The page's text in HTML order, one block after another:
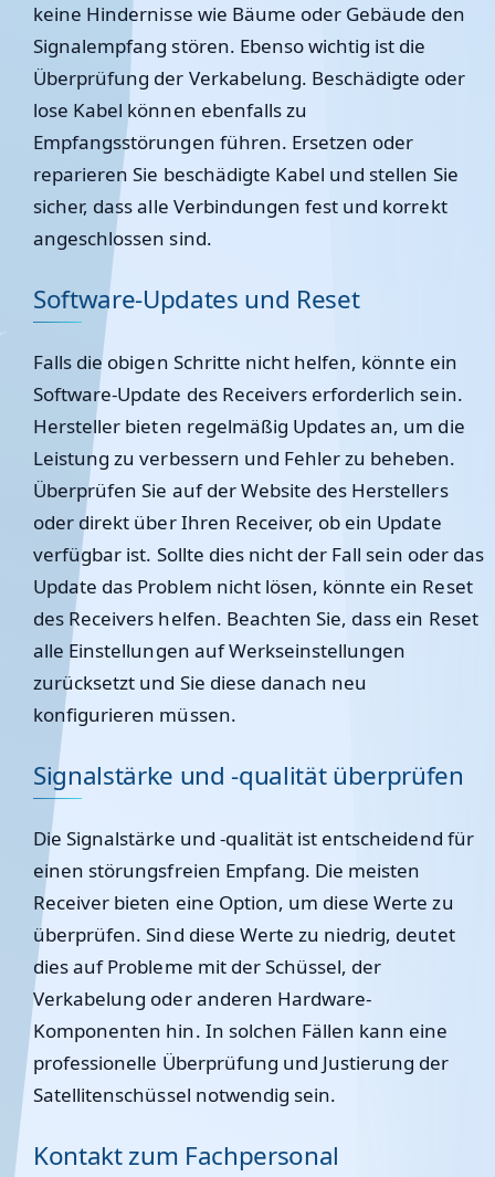
keine Hindernisse wie Bäume oder Gebäude den
Signalempfang stören. Ebenso wichtig ist die
Überprüfung der Verkabelung. Beschädigte oder
lose Kabel können ebenfalls zu
Empfangsstörungen führen. Ersetzen oder
reparieren Sie beschädigte Kabel und stellen Sie
sicher, dass alle Verbindungen fest und korrekt
angeschlossen sind.
Software-Updates und Reset
Falls die obigen Schritte nicht helfen, könnte ein
Software-Update des Receivers erforderlich sein.
Hersteller bieten regelmäßig Updates an, um die
Leistung zu verbessern und Fehler zu beheben.
Überprüfen Sie auf der Website des Herstellers
oder direkt über Ihren Receiver, ob ein Update
verfügbar ist. Sollte dies nicht der Fall sein oder das
Update das Problem nicht lösen, könnte ein Reset
des Receivers helfen. Beachten Sie, dass ein Reset
alle Einstellungen auf Werkseinstellungen
zurücksetzt und Sie diese danach neu
konfigurieren müssen.
Signalstärke und -qualität überprüfen
Die Signalstärke und -qualität ist entscheidend für
einen störungsfreien Empfang. Die meisten
Receiver bieten eine Option, um diese Werte zu
überprüfen. Sind diese Werte zu niedrig, deutet
dies auf Probleme mit der Schüssel, der
Verkabelung oder anderen Hardware-
Komponenten hin. In solchen Fällen kann eine
professionelle Überprüfung und Justierung der
Satellitenschüssel notwendig sein.
Kontakt zum Fachpersonal